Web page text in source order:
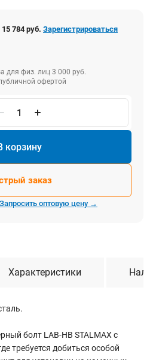
15 784 руб. Зарегистрироваться
для физ. лиц 3 000 руб.
офертой
корзину
заказ
оптовую цену →
Характеристики
болт LAB-HB STALMAX с
требуется добиться особой